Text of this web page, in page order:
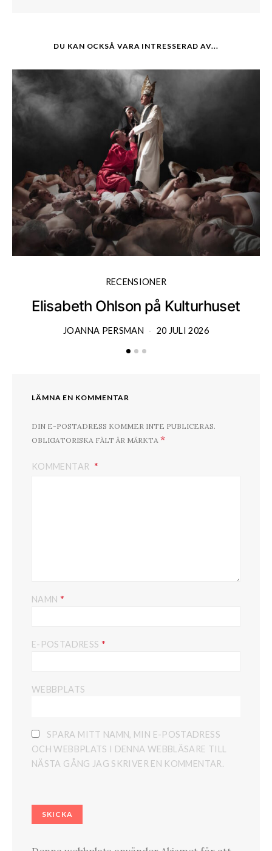
DU KAN OCKSÅ VARA INTRESSERAD AV...
RECENSIONER
Elisabeth Ohlson på Kulturhuset
JOANNA PERSMAN 20 JULI 2026
LÄMNA EN KOMMENTAR
DIN E-POSTADRESS KOMMER INTE PUBLICERAS.
OBLIGATORISKA FÄLT ÄR MÄRKTA *
KOMMENTAR
NAMN *
E-POSTADRESS *
WEBBPLATS
SPARA MITT NAMN, MIN E-POSTADRESS
OCH WEBBPLATS I DENNA WEBBLÄSARE TILL
NÄSTA GÅNG JAG SKRIVER EN KOMMENTAR.